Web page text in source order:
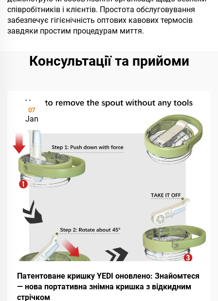
співробітників і клієнтів. Простота обслуговування
забезпечує гігієнічність оптових кавових термосів
завдяки простим процедурам миття.
Консультації та прийоми
07
Jan
Патентоване кришку YEDI оновлено: Знайомтеся
— нова портативна знімна кришка з відкидним
стрічком